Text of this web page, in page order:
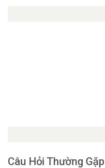
Câu Hỏi Thường Gặp